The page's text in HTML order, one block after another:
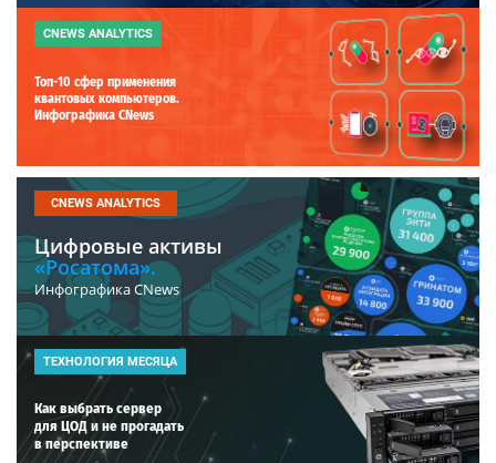
CNEWS ANALYTICS
Топ-10 сфер применения
квантовых компьютеров.
Инфографика CNews
CNEWS ANALYTICS
Цифровые активы
«Росатома».
Инфографика CNews
ТЕХНОЛОГИЯ МЕСЯЦА
Как выбрать сервер
для ЦОД и не прогадать
в перспективе